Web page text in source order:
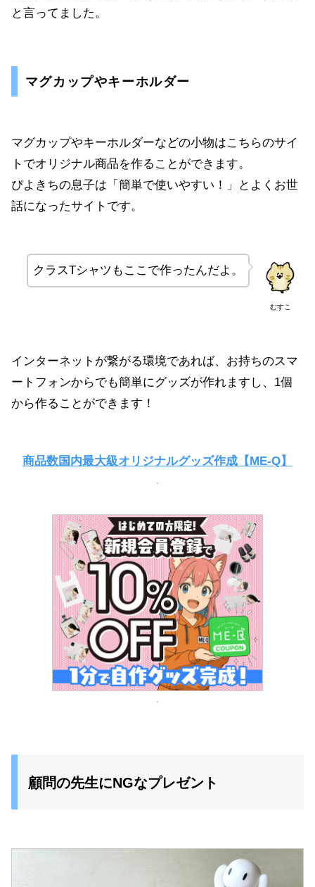
と言ってました。
マグカップやキーホルダー
マグカップやキーホルダーなどの小物はこちらのサイ
トでオリジナル商品を作ることができます。
ぴよきちの息子は「簡単で使いやすい！」とよくお世
話になったサイトです。
むすこ
クラスTシャツもここで作ったんだよ。
インターネットが繋がる環境であれば、お持ちのスマ
ートフォンからでも簡単にグッズが作れますし、1個
から作ることができます！
商品数国内最大級オリジナルグッズ作成【ME-Q】
顧問の先生にNGなプレゼント